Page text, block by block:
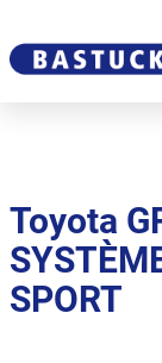
Toyota
SPORT